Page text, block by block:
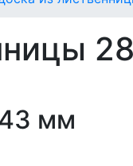
мм